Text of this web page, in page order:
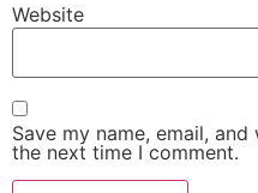
Website
Save my name, email,
the next time I comment.